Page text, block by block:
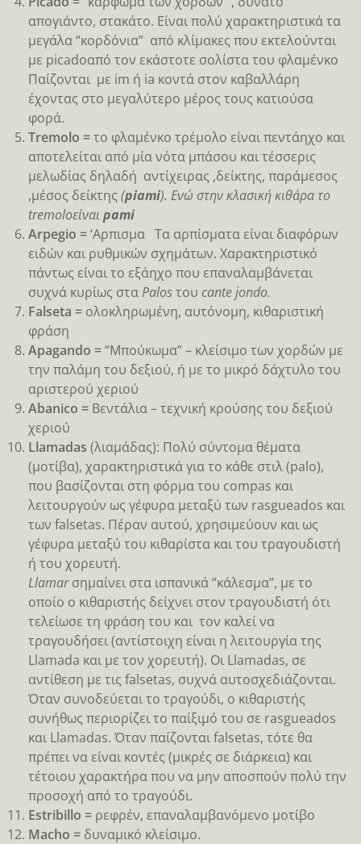
απογιάντο, στακάτο. Είναι πολύ χαρακτηριστικά τα
μεγάλα “κορδόνια” από κλίμακες που εκτελούνται
με picadoαπό τον εκάστοτε σολίστα του φλαμένκο
Παίζονται με im ή ia κοντά στον καβαλλάρη
έχοντας στο μεγαλύτερο μέρος τους κατιούσα
φορά.
Tremolo =το φλαμένκο τρέμολο είναι πεντάηχο και
αποτελείται από μία νότα μπάσου και τέσσερις
μελωδίας δηλαδή αντίχειρας ,δείκτης, παράμεσος
,μέσος δείκτης (piami). Ενώ στην κλασική κιθάρα το
tremoloείναι pami
Arpegio =‘Αρπισμα Τα αρπίσματα είναι διαφόρων
ειδών και ρυθμικών σχημάτων. Χαρακτηριστικό
πάντως είναι το εξάηχο που επαναλαμβάνεται
συχνά κυρίως σταPalosτου cante jondo.
Falseta = ολοκληρωμένη, αυτόνομη, κιθαριστική
φράση
Αpagando =“Μπούκωμα” – κλείσιμο των χορδών με
την παλάμη του δεξιού, ή με το μικρό δάχτυλο του
αριστερού χεριού
Abanico = Βεντάλια – τεχνική κρούσης του δεξιού
χεριού
Llamadas (λιαμάδας): Πολύ σύντομα θέματα
(μοτίβα), χαρακτηριστικά για το κάθε στιλ (palo),
που βασίζονται στη φόρμα του compas και
λειτουργούν ως γέφυρα μεταξύ των rasgueados και
των falsetas. Πέραν αυτού, χρησιμεύουν και ως
γέφυρα μεταξύ του κιθαρίστα και του τραγουδιστή
ή του χορευτή.
Llamarσημαίνει στα ισπανικά “κάλεσμα”, με το
οποίο ο κιθαριστής δείχνει στον τραγουδιστή ότι
τελείωσε τη φράση του και τον καλεί να
τραγουδήσει (αντίστοιχη είναι η λειτουργία της
Llamada και με τον χορευτή). Οι Llamadas, σε
αντίθεση με τις falsetas, συχνά αυτοσχεδιάζονται.
Όταν συνοδεύεται το τραγούδι, ο κιθαριστής
συνήθως περιορίζει το παίξιμό του σε rasgueados
και Llamadas. Όταν παίζονται falsetas, τότε θα
πρέπει να είναι κοντές (μικρές σε διάρκεια) και
τέτοιου χαρακτήρα που να μην αποσπούν πολύ την
προσοχή από το τραγούδι.
Estribillo = ρεφρέν, επαναλαμβανόμενο μοτίβο
Macho = δυναμικό κλείσιμο.